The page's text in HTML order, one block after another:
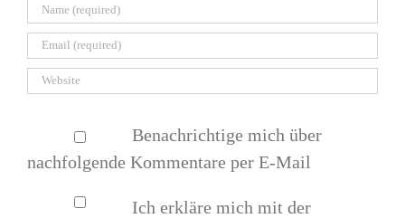
Benachrichtige mich über
nachfolgende Kommentare per E-Mail
Ich erkläre mich mit der